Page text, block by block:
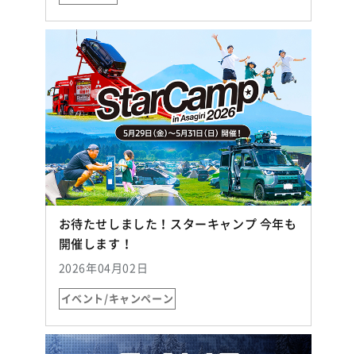
お待たせしました！スターキャンプ 今年も
開催します！
2026年04月02日
イベント/キャンペーン